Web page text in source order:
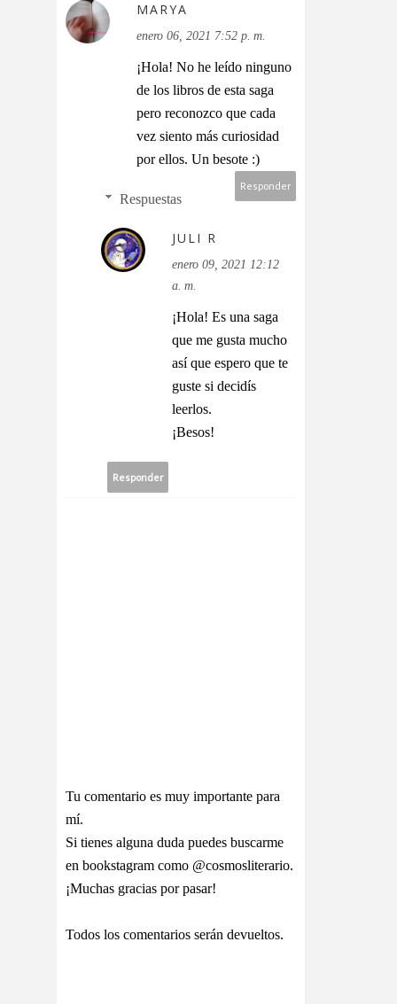
MARYA
enero 06, 2021 7:52 p. m.
¡Hola! No he leído ninguno
de los libros de esta saga
pero reconozco que cada
vez siento más curiosidad
por ellos. Un besote :)
Responder
Respuestas
JULI R
enero 09, 2021 12:12
a. m.
¡Hola! Es una saga
que me gusta mucho
así que espero que te
guste si decidís
leerlos.
¡Besos!
Responder
Tu comentario es muy importante para
mí.
Si tienes alguna duda puedes buscarme
en bookstagram como @cosmosliterario.
¡Muchas gracias por pasar!
Todos los comentarios serán devueltos.